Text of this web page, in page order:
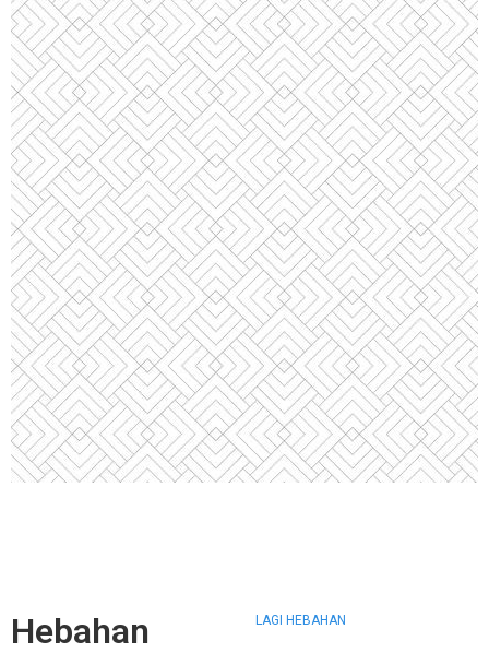
Hebahan LAGI HEBAHAN